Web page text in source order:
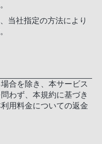
当社指定の方法により
合を除き、本サービス
わず、本規約に基づき
用料金についての返金